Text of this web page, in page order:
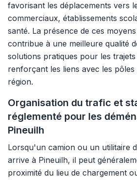
favorisant les déplacements vers
commerciaux, établissements
santé. La présence de ces
contribue à une meilleure qualité
solutions pratiques pour les
renforçant les liens avec les
région.
Organisation du trafic et
réglementé pour les
Pineuilh
Lorsqu'un camion ou un utilitaire
arrive à Pineuilh, il peut
proximité du lieu de chargement